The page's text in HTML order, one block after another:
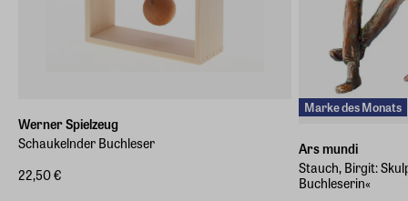
Werner Spielzeug
Schaukelnder Buchleser
22,50 €
Marke des Monats
Ars mundi
Stauch, Birgit:
Buchleserin«